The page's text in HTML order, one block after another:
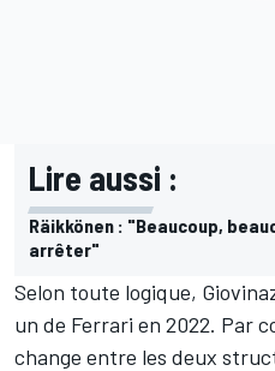
Lire aussi :
Räikkönen : "Beaucoup,
arrêter"
Selon toute logique,
un de Ferrari en 2022. Par
change entre les deux